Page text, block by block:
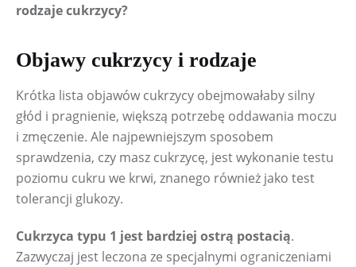
rodzaje cukrzycy?
Objawy cukrzycy i rodzaje
Krótka lista objawów cukrzycy obejmowałaby silny
głód i pragnienie, większą potrzebę oddawania moczu
i zmęczenie. Ale najpewniejszym sposobem
sprawdzenia, czy masz cukrzycę, jest wykonanie testu
poziomu cukru we krwi, znanego również jako test
tolerancji glukozy.
Cukrzyca typu 1 jest bardziej ostrą postacią.
Zazwyczaj jest leczona ze specjalnymi ograniczeniami